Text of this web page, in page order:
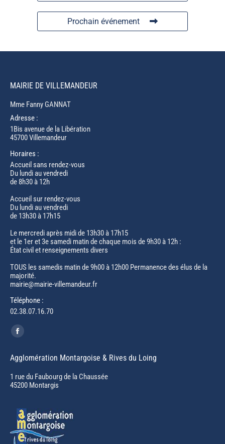
Prochain événement
MAIRIE DE VILLEMANDEUR
Mme Fanny GANNAT
Adresse :
1Bis avenue de la Libération
45700 Villemandeur
Horaires :
Accueil sans rendez-vous
Du lundi au vendredi
de 8h30 à 12h
Accueil sur rendez-vous
Du lundi au vendredi
de 13h30 à 17h15
Le mercredi après midi de 13h30 à 17h15
et le 1er et 3e samedi matin de chaque mois de 9h30 à 12h :
État civil et renseignements divers
TOUS les samedis matin de 9h00 à 12h00 Permanence des élus de la
majorité.
mairie@mairie-villemandeur.fr
Téléphone :
02.38.07.16.70
Trouvez nous sur :
Facebook
opens
in
new
Agglomération Montargoise & Rives du Loing
1 rue du Faubourg de la Chaussée
45200 Montargis